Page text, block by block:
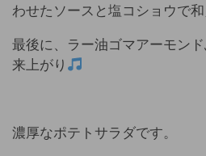
わせたソースと塩コショウで和
最後に、ラー油ゴマアーモン
来上がり
濃厚なポテトサラダです。